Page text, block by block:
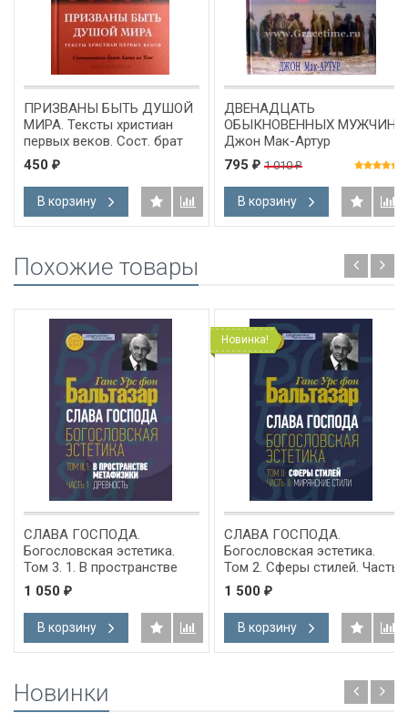
ПРИЗВАНЫ БЫТЬ ДУШОЙ
МИРА. Тексты христиан
первых веков. Сост. брат
Алоис из Тэзе
450 ₽
В корзину
ДВЕНАДЦАТЬ
ОБЫКНОВЕННЫХ МУЖЧИН.
Джон Мак-Артур
795 ₽ 1 010₽
В корзину
Похожие товары
СЛАВА ГОСПОДА.
Богословская эстетика.
Том 3. 1. В пространстве
метафизики. Часть 1.
Древность. Ганс Урс фон
Бальтазар
1 050 ₽
В корзину
Новинка!
СЛАВА ГОСПОДА.
Богословская эстетика.
Том 2. Сферы стилей. Часть
2: Мирянские стили. Ганс
Урс фон Бальтазар
1 500 ₽
В корзину
Новинки